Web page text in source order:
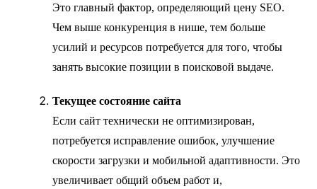
Это главный фактор, определяющий цену SEO.
Чем выше конкуренция в нише, тем больше
усилий и ресурсов потребуется для того, чтобы
занять высокие позиции в поисковой выдаче.
Текущее состояние сайта
Если сайт технически не оптимизирован,
потребуется исправление ошибок, улучшение
скорости загрузки и мобильной адаптивности. Это
увеличивает общий объем работ и,